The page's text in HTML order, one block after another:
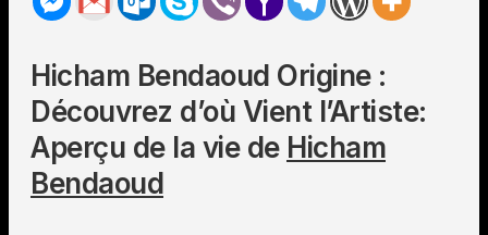
Hicham Bendaoud Origine :
Découvrez d’où Vient l’Artiste:
Aperçu de la vie de Hicham
Bendaoud